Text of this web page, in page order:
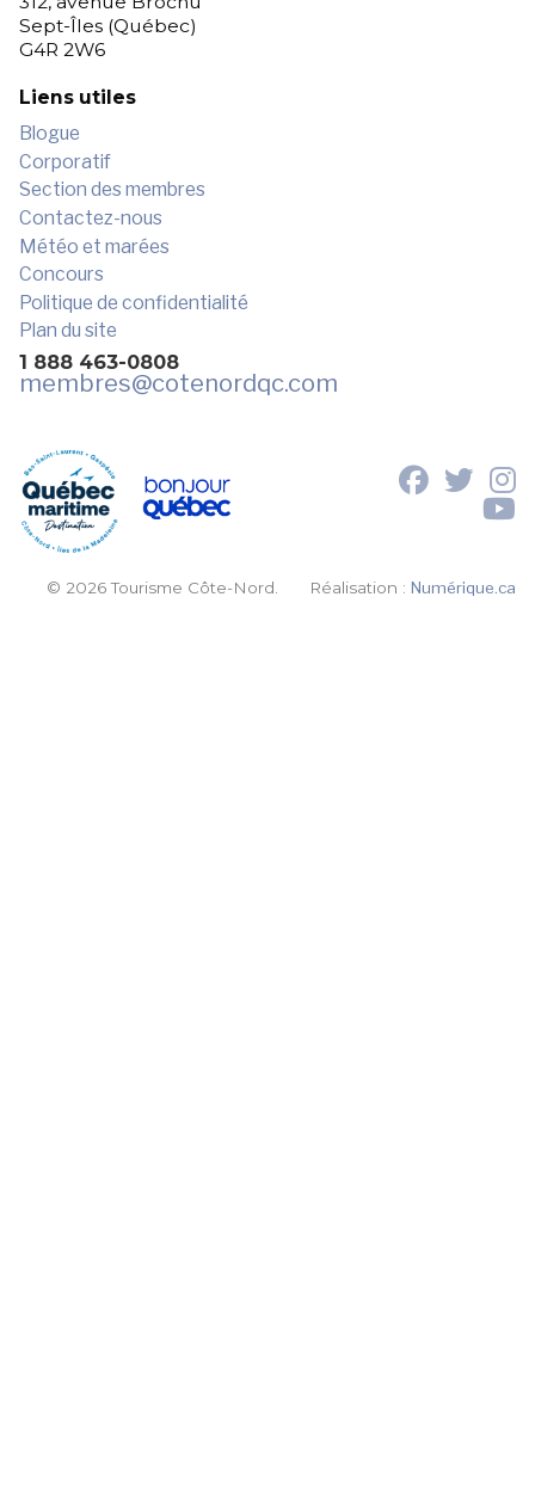
Sept-Îles (Québec)
G4R 2W6
Liens utiles
Blogue
Corporatif
Section des membres
Contactez-nous
Météo et marées
Concours
Politique de confidentialité
Plan du site
1 888 463-0808
membres@cotenordqc.com
© 2026 Tourisme Côte-Nord. Réalisation :Numérique.ca